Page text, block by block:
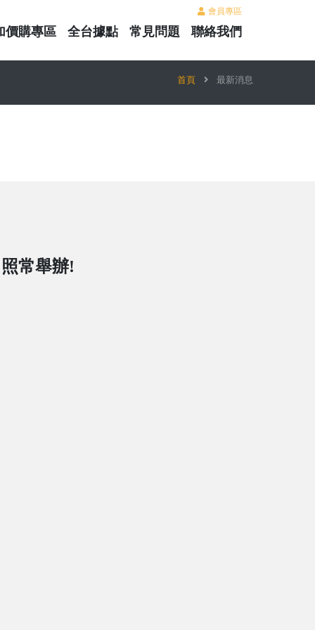
會員專區
價購專區 全台據點 常見問題 聯絡我們
首頁 最新消息
常舉辦!